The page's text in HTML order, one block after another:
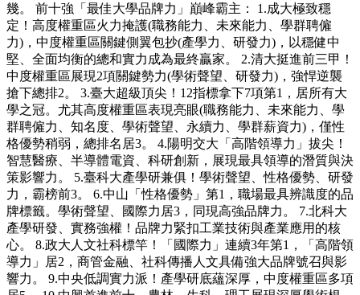
幾。 前十強「最佳大學品牌力」巔峰霸主： 1.成大極致穩
定！高度權重區火力掩護(職務能力、未來能力、學群聘僱
力)，中度權重區關鍵側翼包抄(產學力、研發力)，以穩健中
堅、全面均衡的總和實力成為最終贏家。 2.清大挺進前三甲！
中度權重區展現2項關鍵勢力(學術聲望、研發力)，強悍逆襲
搶下總排2。 3.臺大超級頂尖！12指標拿下7項第1，居所有大
學之冠。尤其高度權重區表現亮眼(職務能力、未來能力、學
群聘僱力、知名度、學術聲望、永續力、學群薪資力)，僅性
格優勢稍弱，總排名居3。 4.陽明交大「高階領導力」拔尖！
智慧醫療、半導體電資、科研創新，展現最具領導的潛質與決
策影響力。 5.臺科大產學研兼俱！學術聲望、性格優勢、研發
力，霸榜前3。 6.中山「性格優勢」第1，職場最具辨識度的品
牌標籤。學術聲望、國際力居3，同現高強品牌力。 7.北科大
產學研發、實務強權！品牌力緊扣工業技術與產業應用的核
心。 8.政大人文社科標竿！「國際力」連續3年第1，「高階領
導力」居2，商管金融、社科傳播人文具備強大品牌號召與影
響力。 9.中央低調實力派！產學研底蘊深厚，中度權重區多項